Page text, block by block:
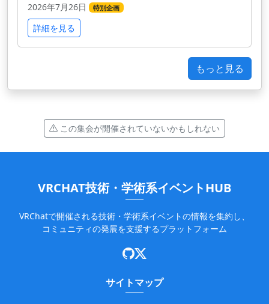
2026年7月26日 特別企画
詳細を見る
もっと見る
この集会が開催されていないかもしれない
VRCHAT技術・学術系イベントHUB
VRChatで開催される技術・学術系イベントの情報を集約し、
コミュニティの発展を支援するプラットフォーム
サイトマップ